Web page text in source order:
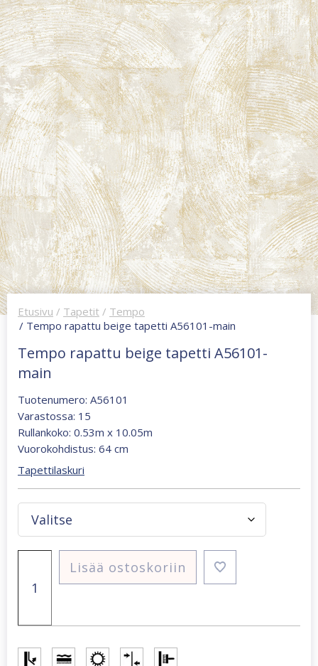
Etusivu / Tapetit / Tempo
/ Tempo rapattu beige tapetti A56101-main
Tempo rapattu beige tapetti A56101-
main
Tuotenumero: A56101
Varastossa: 15
Rullankoko: 0.53m x 10.05m
Vuorokohdistus: 64 cm
Tapettilaskuri
beige
main
Lisää ostoskoriin